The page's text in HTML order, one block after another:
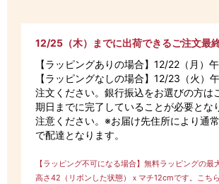
12/25（木）までに出荷できるご注文最
【ラッピングありの場合】12/22（月）
【ラッピングなしの場合】12/23（火）
注文ください。銀行振込をお選びの方は
期日までに完了していることが必要とな
注意ください。※お届け先住所により通
で配達となります。
【ラッピング不可になる場合】無料ラッピングの最
高さ42（リボンした状態）ｘマチ12cmです。こち